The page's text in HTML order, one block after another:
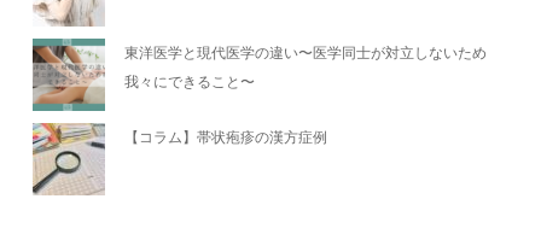
東洋医学と現代医学の違い〜医学同士が対立しないため
我々にできること〜
【コラム】帯状疱疹の漢方症例